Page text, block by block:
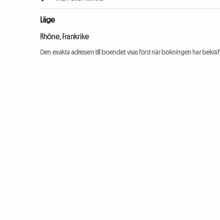
Läge
Rhône, Frankrike
Den exakta adressen till boendet visas först när bokningen har